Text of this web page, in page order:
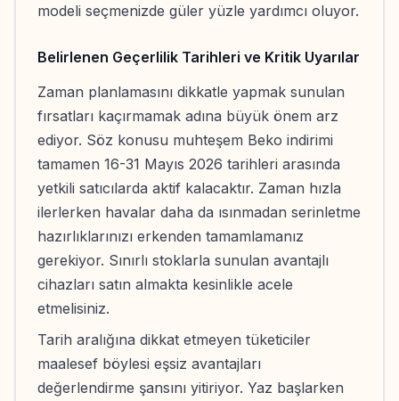
modeli seçmenizde güler yüzle yardımcı oluyor.
Belirlenen Geçerlilik Tarihleri ve Kritik Uyarılar
Zaman planlamasını dikkatle yapmak sunulan
fırsatları kaçırmamak adına büyük önem arz
ediyor. Söz konusu muhteşem Beko indirimi
tamamen 16-31 Mayıs 2026 tarihleri arasında
yetkili satıcılarda aktif kalacaktır. Zaman hızla
ilerlerken havalar daha da ısınmadan serinletme
hazırlıklarınızı erkenden tamamlamanız
gerekiyor. Sınırlı stoklarla sunulan avantajlı
cihazları satın almakta kesinlikle acele
etmelisiniz.
Tarih aralığına dikkat etmeyen tüketiciler
maalesef böylesi eşsiz avantajları
değerlendirme şansını yitiriyor. Yaz başlarken